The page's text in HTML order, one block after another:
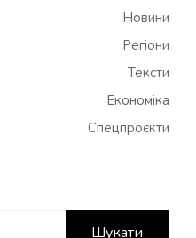
Новини
Регіони
Тексти
Економіка
Спецпроєкти